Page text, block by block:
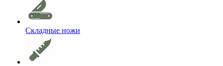
Складные ножи